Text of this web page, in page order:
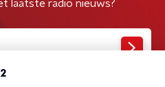
laatste radio nieuws?